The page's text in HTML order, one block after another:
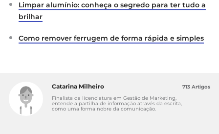
Limpar alumínio: conheça o segredo para ter tudo a
brilhar
Como remover ferrugem de forma rápida e simples
Catarina Milheiro
Finalista da licenciatura em Gestão de Marketing,
entende a partilha de informação através da escrita,
como uma forma nobre da comunicação.
713 Artigos